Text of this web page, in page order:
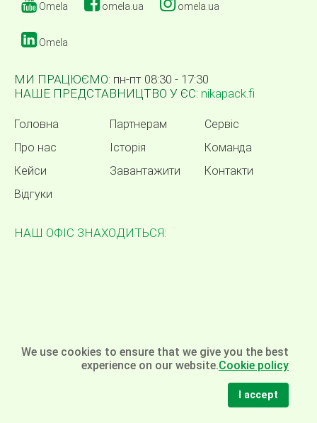
Omela omela.ua omela.ua
Omela
МИ ПРАЦЮЄМО: пн-пт 08:30 - 17:30
НАШЕ ПРЕДСТАВНИЦТВО У ЄС: nikapack.fi
Головна Партнерам
Сервіс
Про нас
Історія
Команда
Кейси
Завантажити
Контакти
Відгуки
НАШ ОФІС ЗНАХОДИТЬСЯ:
© Омела - пакувальне обладнання
We use cookies to ensure that we give you the best
experience on our website.Cookie policy
I accept